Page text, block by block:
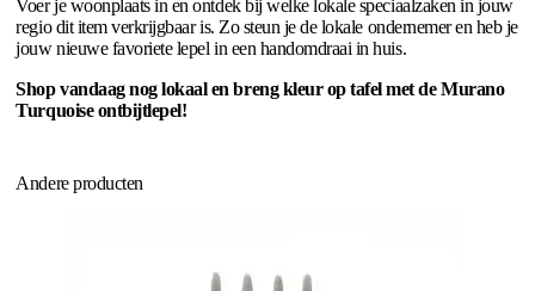
Voer je woonplaats in en ontdek bij welke lokale speciaalzaken in jouw
regio dit item verkrijgbaar is. Zo steun je de lokale ondernemer en heb je
jouw nieuwe favoriete lepel in een handomdraai in huis.
Shop vandaag nog lokaal en breng kleur op tafel met de Murano
Turquoise ontbijtlepel!
Andere producten